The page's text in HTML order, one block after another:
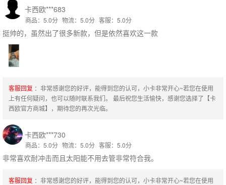
卡西欧***683
商品：5.0分 物流：5.0分 客服：5.0分
挺帅的，虽然出了很多新款，但是依然喜欢这一款
客服回复 ：非常感谢您的好评，能得到您的认可，小卡非常开心~若您在使用
上有任何疑问，也可以随时联系我们。 最后祝您生活愉快，感谢您选择了【卡
西欧官方商城】，期待您的再次光临。
卡西欧***730
商品：5.0分 物流：5.0分 客服：5.0分
非常喜欢耐冲击而且太阳能不用去管非常符合我。
客服回复 ：非常感谢您的好评，能得到您的认可，小卡非常开心~若您在使用